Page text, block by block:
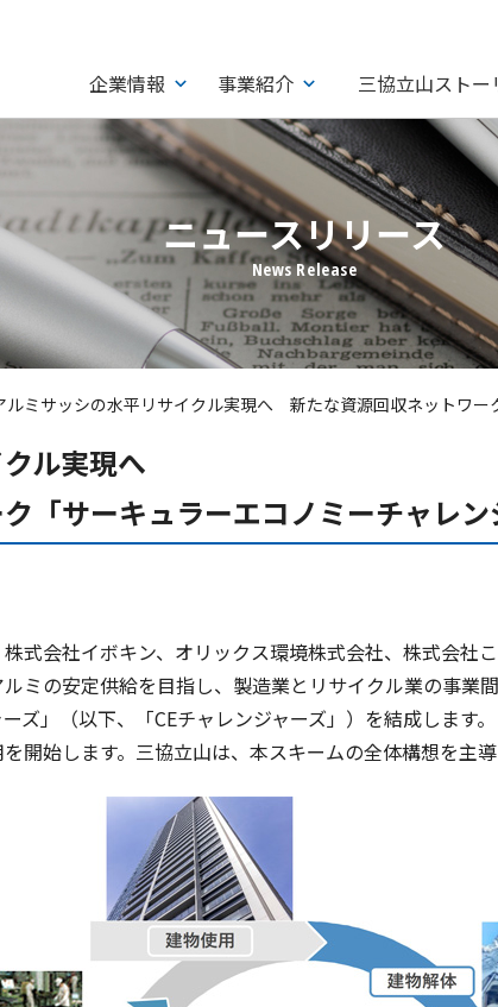
企業情報 事業紹介 三協立山ストー
ニュースリリース
ルミサッシの水平リサイクル実現へ 新たな資源回収ネットワー
ル実現へ
「サーキュラーエコノミーチャレ
式会社イボキン、オリックス環境株式会社、株式会社
ミの安定供給を目指し、製造業とリサイクル業の事業
ズ」（以下、「CEチャレンジャーズ」）を結成します。
開始します。三協立山は、本スキームの全体構想を主導